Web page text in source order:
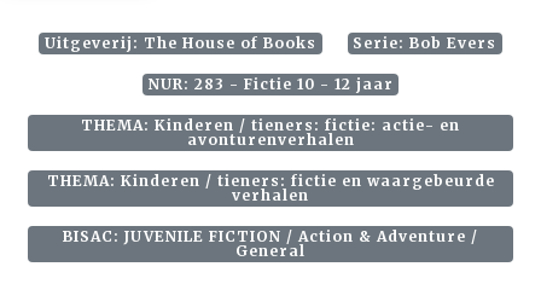
Uitgeverij: The House of Books Serie: Bob Evers
NUR: 283 - Fictie 10 - 12 jaar
THEMA: Kinderen / tieners: fictie: actie- en
avonturenverhalen
THEMA: Kinderen / tieners: fictie en waargebeurde
verhalen
BISAC: JUVENILE FICTION / Action & Adventure /
General